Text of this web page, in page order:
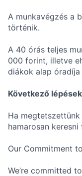
A munkavégzés a
történik.
A 40 órás teljes
000 forint, illetve
diákok alap óradíja
Következő lépések
Ha
hamarosan
Our Commitment
We’re committed